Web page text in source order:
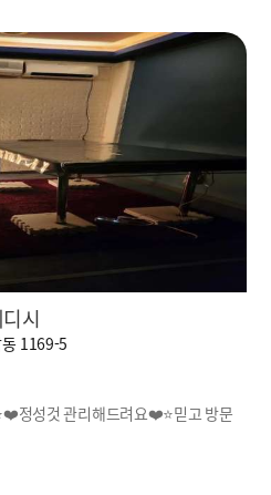
시
1169-5
정성것 관리해드려요❤️⭐믿고 방문